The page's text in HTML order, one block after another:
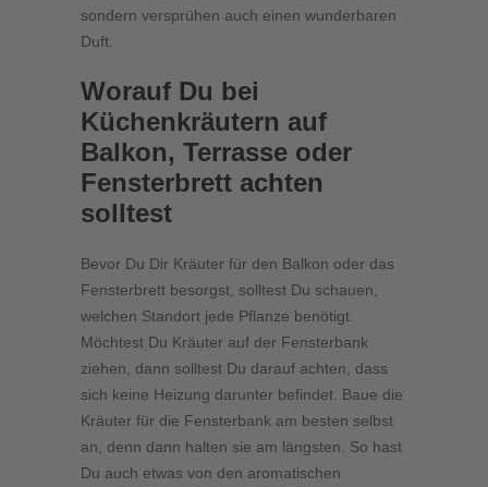
sondern versprühen auch einen wunderbaren
Duft.
Worauf Du bei
Küchenkräutern auf
Balkon, Terrasse oder
Fensterbrett achten
solltest
Bevor Du Dir Kräuter für den Balkon oder das
Fensterbrett besorgst, solltest Du schauen,
welchen Standort jede Pflanze benötigt.
Möchtest Du Kräuter auf der Fensterbank
ziehen, dann solltest Du darauf achten, dass
sich keine Heizung darunter befindet. Baue die
Kräuter für die Fensterbank am besten selbst
an, denn dann halten sie am längsten. So hast
Du auch etwas von den aromatischen